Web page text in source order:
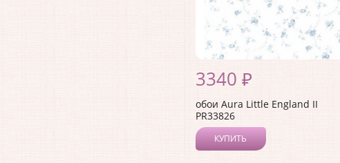
3340 ₽
обои Aura Little England II
PR33826
КУПИТЬ